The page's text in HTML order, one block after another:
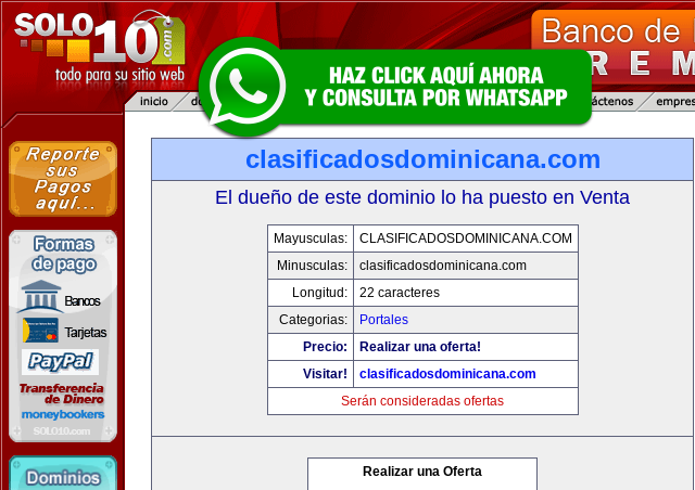
clasificadosdominicana.com
El dueño de este dominio lo ha puesto en Venta
Mayusculas:
CLASIFICADOSDOMINICANA.COM
Minusculas:
clasificadosdominicana.com
Longitud:
22 caracteres
Categorias:
Portales
Precio:
Realizar una oferta!
Visitar!
clasificadosdominicana.com
Serán consideradas ofertas
Realizar una Oferta